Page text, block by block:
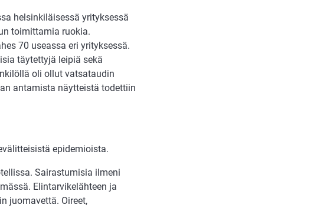
helsinkiläisessä yrityksessä
toimittamia ruokia.
70 useassa eri yrityksessä.
täytettyjä leipiä sekä
oli ollut vatsataudin
antamista näytteistä todettiin
epidemioista.
Sairastumisia ilmeni
Elintarvikelähteen ja
juomavettä. Oireet,